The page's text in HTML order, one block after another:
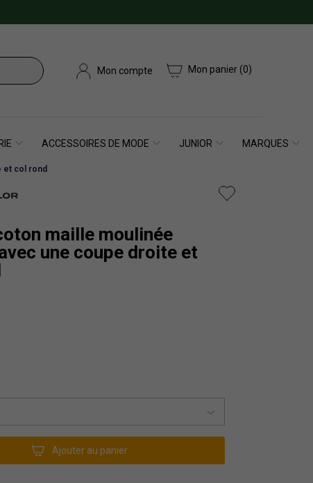
Mon compte Mon panier (0)
ACCESSOIRES DE MODE JUNIOR MARQUES
et col rond
maille moulinée
une coupe droite et
Ajouter au panier